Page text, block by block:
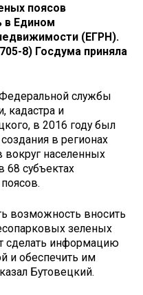
поясов
в Едином
(ЕГРН).
8) Госдума приняла
службы
кадастра и
в 2016 году был
в регионах
населенных
68 субъектах
возможность вносить
зеленых
сделать информацию
и обеспечить им
Бутовецкий.